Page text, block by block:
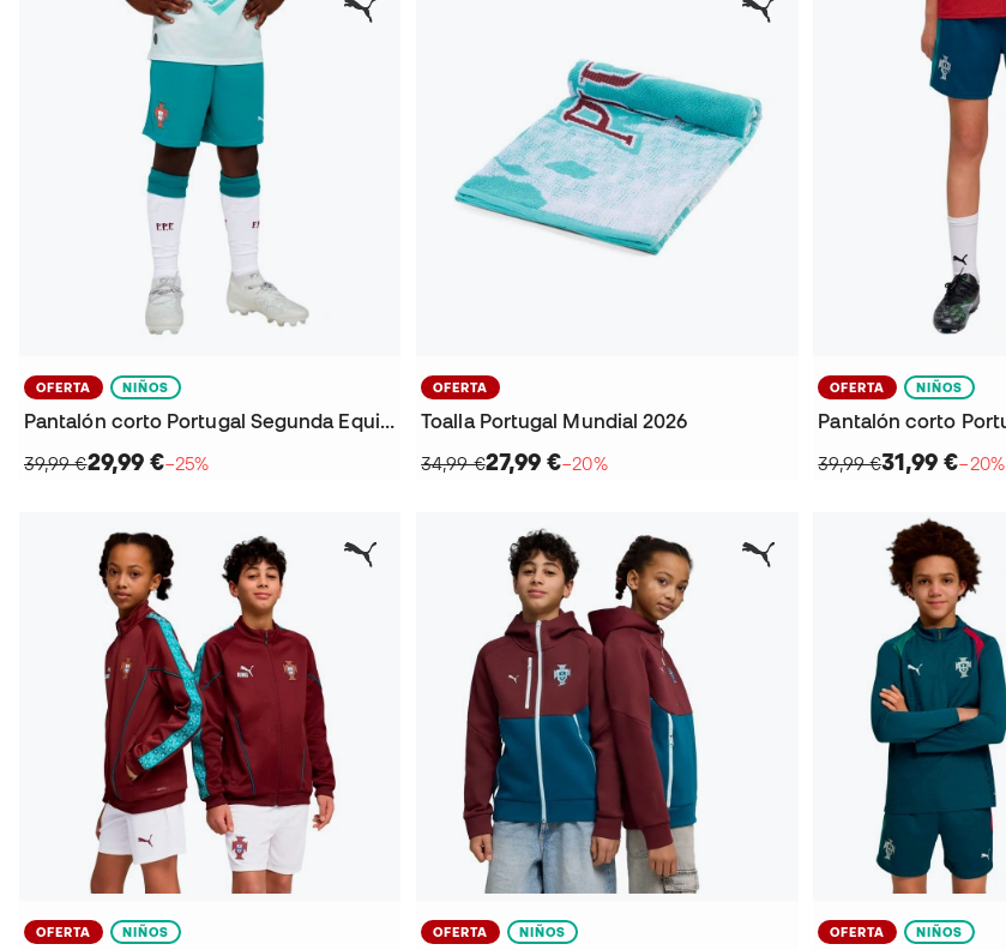
OFERTA NIÑOS
Pantalón corto Portugal Segunda Equipación Mundial 2026 Niño
39,99 €29,99 €−25%
OFERTA
Toalla Portugal Mundial 2026
34,99 €27,99 €−20%
OFERTA NIÑOS
39,99 €31,99 €−20%
OFERTA NIÑOS OFERTA NIÑOS OFERTA NIÑOS